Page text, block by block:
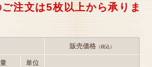
注文は5枚以上から承りま
販売価格（税込）
単位